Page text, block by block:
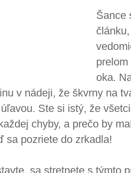
Šance
oka.
v nádeji, že škvrny na
Ste si istý, že
chyby, a prečo by
sa pozriete do zrkadla!
sa stretnete s týmto